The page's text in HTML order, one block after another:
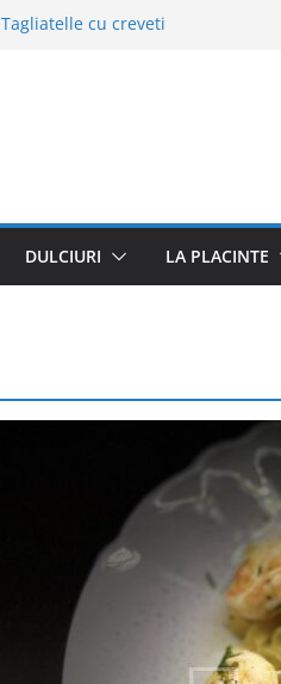
Tagliatelle cu creveti
DULCIURI LA PLACINTE